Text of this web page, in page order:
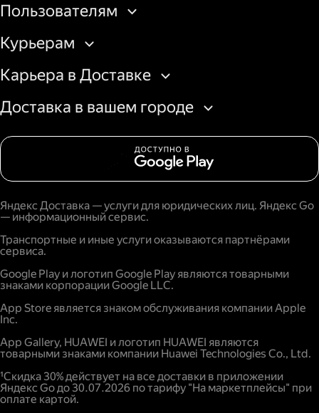
Пользователям
Курьерам
Карьера в Доставке
Доставка в вашем городе
Яндекс Доставка — услуги для юридических лиц. Яндекс Go
— информационный сервис.
Транспортные и иные услуги оказываются партнёрами
сервиса.
Google Play и логотип Google Play являются товарными
знаками корпорации Google LLC.
App Store является знаком обслуживания компании Apple
Inc.
App Gallery, HUAWEI и логотип HUAWEI являются
товарными знаками компании Huawei Technologies Co., Ltd.
¹Скидка 30% действует на все доставки в приложении
Яндекс Go до 30.07.2026 по тарифу "На маркетплейсы" при
оплате картой.